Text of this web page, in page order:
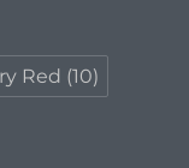
Red (10)